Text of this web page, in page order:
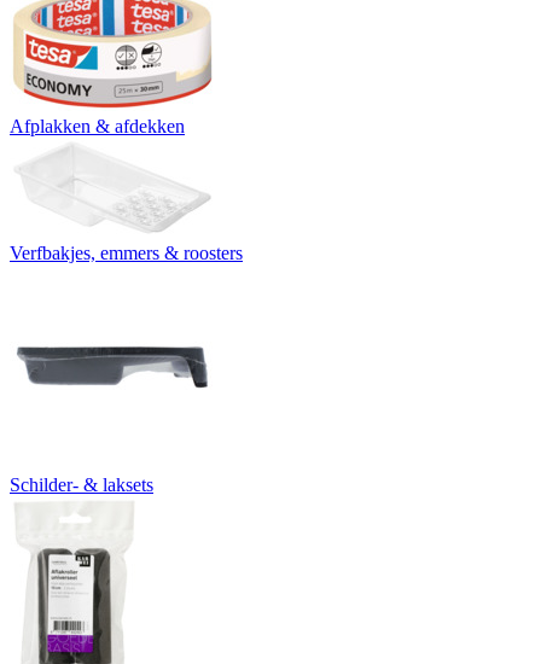
Afplakken & afdekken
Verfbakjes, emmers & roosters
Schilder- & laksets